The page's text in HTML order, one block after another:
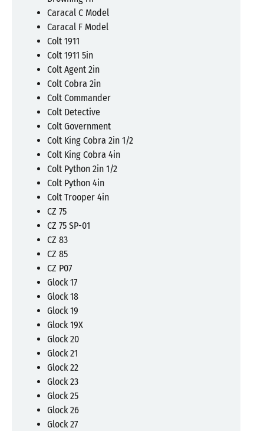
Caracal C Model
Caracal F Model
Colt 1911
Colt 1911 5in
Colt Agent 2in
Colt Cobra 2in
Colt Commander
Colt Detective
Colt Government
Colt King Cobra 2in 1/2
Colt King Cobra 4in
Colt Python 2in 1/2
Colt Python 4in
Colt Trooper 4in
CZ 75
CZ 75 SP-01
CZ 83
CZ 85
CZ P07
Glock 17
Glock 18
Glock 19
Glock 19X
Glock 20
Glock 21
Glock 22
Glock 23
Glock 25
Glock 26
Glock 27